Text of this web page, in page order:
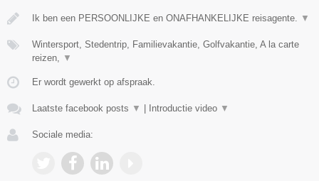
Ik ben een PERSOONLIJKE en ONAFHANKELIJKE reisagente. ▼
Wintersport, Stedentrip, Familievakantie, Golfvakantie, A la carte
reizen,
▼
Er wordt gewerkt op afspraak.
Laatste facebook posts ▼ Introductie video ▼
Sociale media: